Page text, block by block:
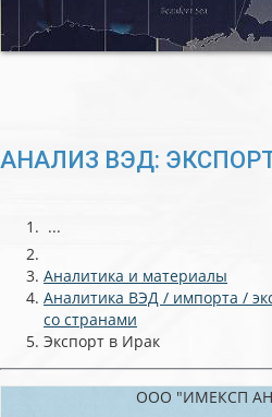
АНАЛИЗ ВЭД:
...
Аналитика и материалы
Аналитика ВЭД / импорта /
со странами
Экспорт в Ирак
ООО "ИМЕКСП